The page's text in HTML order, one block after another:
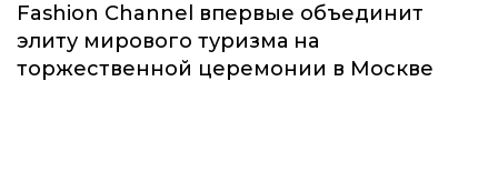
Fashion Channel впервые объединит
элиту мирового туризма на
торжественной церемонии в Москве